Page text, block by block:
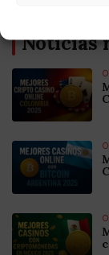
Noticias